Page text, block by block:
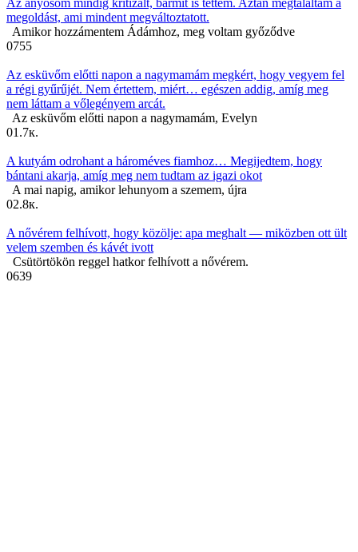
Az anyósom mindig kritizált, bármit is tettem. Aztán megtaláltam a
megoldást, ami mindent megváltoztatott.
Amikor hozzámentem Ádámhoz, meg voltam győződve
0755
Az esküvőm előtti napon a nagymamám megkért, hogy vegyem fel
a régi gyűrűjét. Nem értettem, miért… egészen addig, amíg meg
nem láttam a vőlegényem arcát.
Az esküvőm előtti napon a nagymamám, Evelyn
01.7к.
A kutyám odrohant a hároméves fiamhoz… Megijedtem, hogy
bántani akarja, amíg meg nem tudtam az igazi okot
A mai napig, amikor lehunyom a szemem, újra
02.8к.
A nővérem felhívott, hogy közölje: apa meghalt — miközben ott ült
velem szemben és kávét ivott
Csütörtökön reggel hatkor felhívott a nővérem.
0639